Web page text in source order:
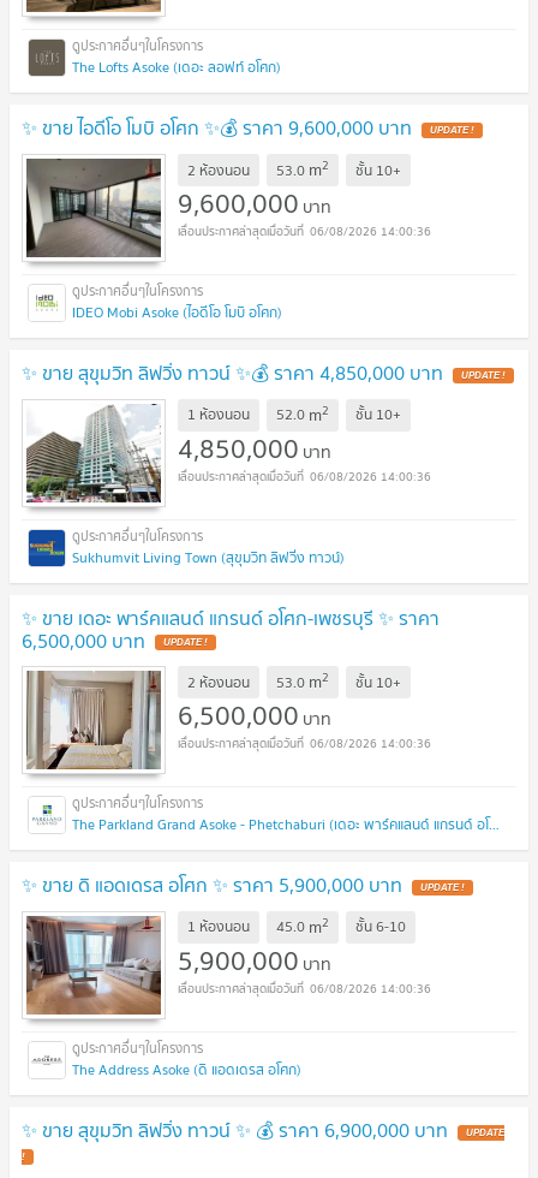
The Lofts Asoke (เดอะ ลอฟท์ อโศก)
✨ ขาย ไอดีโอ โมบิ อโศก ✨💰 ราคา 9,600,000 บาท UPDATE !
2 ห้องนอน 53.0 m2 ชั้น 10+
9,600,000 บาท
06/08/2026 14:00:36
IDEO Mobi Asoke (ไอดีโอ โมบิ อโศก)
✨ ขาย สุขุมวิท ลิฟวิ่ง ทาวน์ ✨💰 ราคา 4,850,000 บาท UPDATE !
1 ห้องนอน 52.0 m2 ชั้น 10+
4,850,000 บาท
06/08/2026 14:00:36
Sukhumvit Living Town (สุขุมวิท ลิฟวิ่ง ทาวน์)
✨ ขาย เดอะ พาร์คแลนด์ แกรนด์ อโศก-เพชรบุรี ✨ ราคา
6,500,000 บาท UPDATE !
2 ห้องนอน 53.0 m2 ชั้น 10+
6,500,000 บาท
06/08/2026 14:00:36
The Parkland Grand Asoke - Phetchaburi (เดอะ พาร์คแลนด์ แกรนด์ อโศก - เพชรบุรี)
✨ ขาย ดิ แอดเดรส อโศก ✨ ราคา 5,900,000 บาท UPDATE !
1 ห้องนอน 45.0 m2 ชั้น6-10
5,900,000 บาท
06/08/2026 14:00:36
The Address Asoke (ดิ แอดเดรส อโศก)
✨ ขาย สุขุมวิท ลิฟวิ่ง ทาวน์ ✨ 💰 ราคา 6,900,000 บาท UPDATE
!